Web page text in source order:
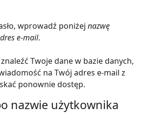
wprowadź poniżej nazwę
e-mail.
Twoje dane w bazie danych,
na Twój adres e-mail z
ponownie dostęp.
nazwie użytkownika
nazwie użytkownika